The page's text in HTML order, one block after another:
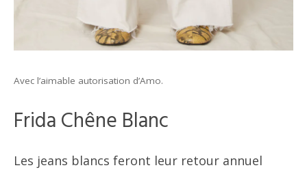
Avec l’aimable autorisation d’Amo.
Frida Chêne Blanc
Les jeans blancs feront leur retour annuel